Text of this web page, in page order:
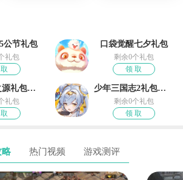
公节礼包
礼包
口袋觉醒七夕礼包
剩余0个礼包
领 取
轩辕剑剑之源礼包领取
礼包
少年三国志2礼包奖励
剩余0个礼包
领 取
略 热门视频 游戏测评